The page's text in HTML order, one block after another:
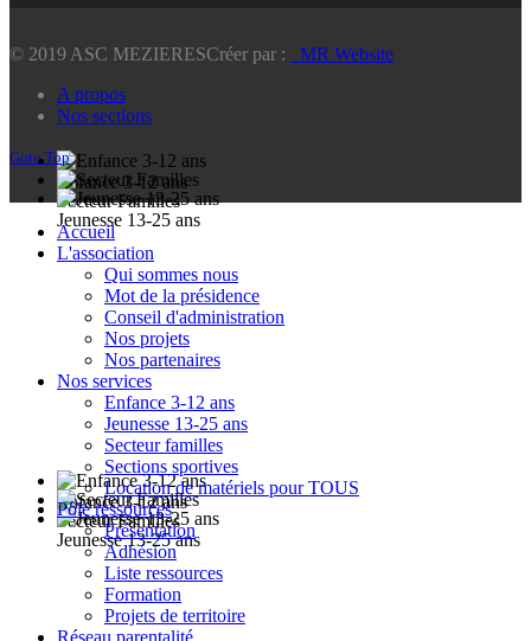
Enfance 3-12 ans
Enfance 3-12 ans
Secteur Familles
Secteur Familles
Jeunesse 13-25 ans
Jeunesse 13-25 ans
© 2019 ASC MEZIERESCréer par :
_MR Website
A propos
Nos sections
Goto Top
Accueil
L'association
Qui sommes nous
Mot de la présidence
Conseil d'administration
Nos projets
Nos partenaires
Nos services
Enfance 3-12 ans
Jeunesse 13-25 ans
Secteur familles
Sections sportives
Location de matériels pour TOUS
Pôle ressources
Présentation
Adhésion
Liste ressources
Formation
Projets de territoire
Réseau parentalité